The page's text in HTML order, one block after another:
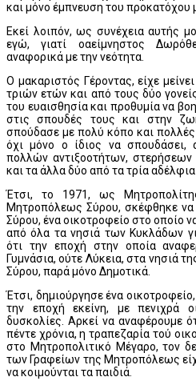
και μόνο έμπνευση του προκατόχου
Εκεί λοιπόν, ως συνέχεια αυτής
εγώ, γιατί oαείμνηστος
αναφορικά με την νεότητα.
Ο μακαριστός Γέροντας, είχε
τριών ετών και από τους δύο
του ευαισθησία και προθυμία να
στις σπουδές τους και στην
σπούδασε με πολύ κόπο και
όχι μόνο ο ίδιος να
πολλών αντιξοοτήτων,
και τα άλλα δύο από τα τρία
Έτσι, το 1971, ως
Μητροπόλεως Σύρου, σκέφθηκε να
Σύρου, ένα οικοτροφείο στο οποίο
από όλα τα νησιά των Κυκλάδων
ότι την εποχή στην οποία
Γυμνάσια, ούτε Λύκεια, στα νησιά
Σύρου, παρά μόνο Δημοτικά.
Έτσι, δημιούργησε ένα
την εποχή εκείνη, με πενιχρά
δυσκολίες. Αρκεί να αναφέρουμε
πέντε χρόνια, η τραπεζαρία τού
στο Μητροπολιτικό Μέγαρο, τον
των Γραφείων της Μητροπόλεως
να κοιμούνται τα παιδιά.